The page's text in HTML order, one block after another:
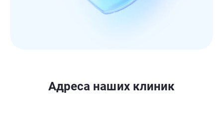
Адреса наших клиник